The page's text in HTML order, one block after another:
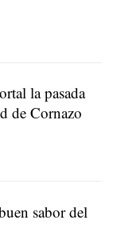
la pasada
de Cornazo
sabor del